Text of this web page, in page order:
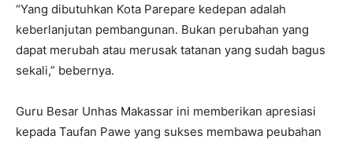
“Yang dibutuhkan Kota Parepare kedepan adalah
keberlanjutan pembangunan. Bukan perubahan yang
dapat merubah atau merusak tatanan yang sudah bagus
sekali,” bebernya.
Guru Besar Unhas Makassar ini memberikan apresiasi
kepada Taufan Pawe yang sukses membawa peubahan